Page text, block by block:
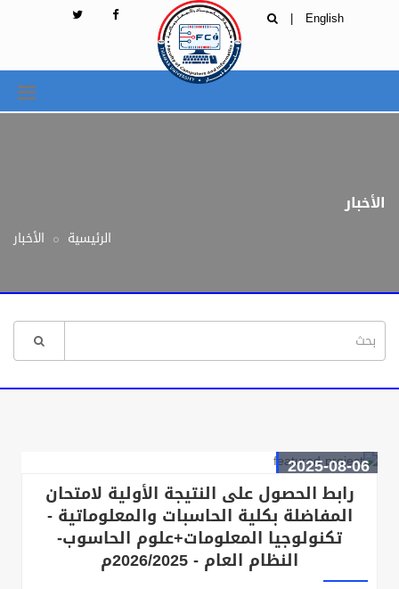
English
|
الأخبار
الرئيسية الأخبار
2025-08-06
رابط الحصول على النتيجة الأولية لامتحان
المفاضلة بكلية الحاسبات والمعلوماتية -
تكنولوجيا المعلومات+علوم الحاسوب-
النظام العام - 2026/2025م